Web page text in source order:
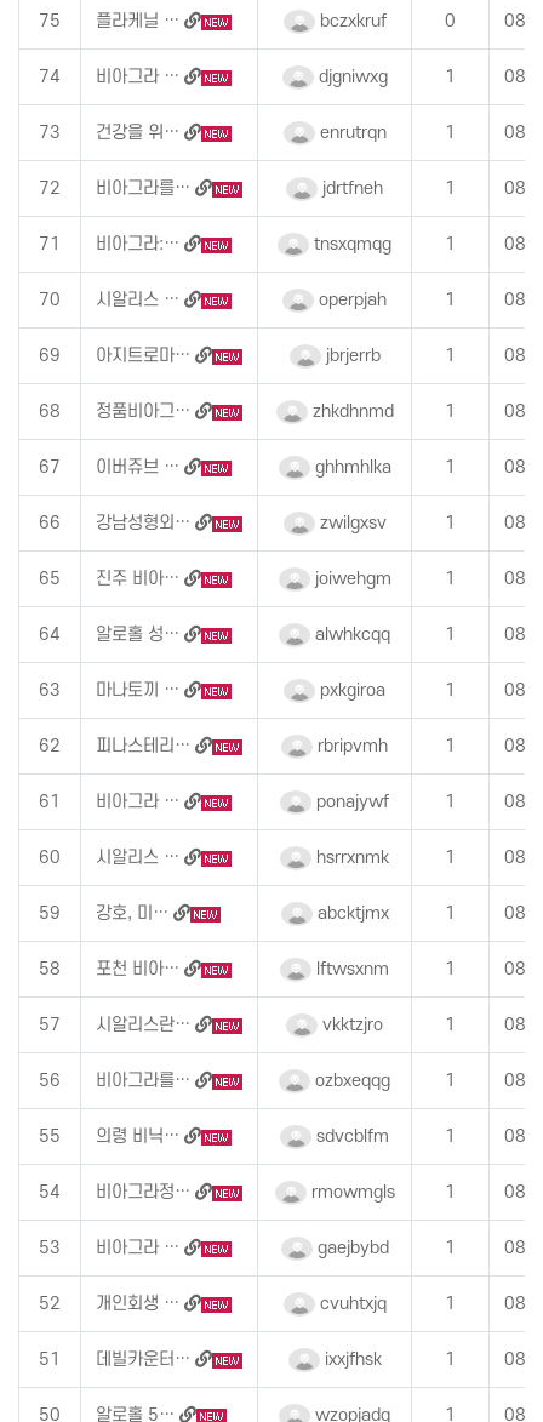
75 플라케닐 … bczxkruf 0 08-
74 비아그라 … djgniwxg 1 08-
73 건강을 위… enrutrqn 1 08-
72 비아그라를… jdrtfneh 1 08-
71 비아그라:… tnsxqmqg 1 08-
70 시알리스 … operpjah 1 08-
69 아지트로마… jbrjerrb 1 08-
68 정품비아그… zhkdhnmd 1 08-
67 이버쥬브 … ghhmhlka 1 08-
66 강남성형외… zwilgxsv 1 08-
65 진주 비아… joiwehgm 1 08-
64 알로홀 성… alwhkcqq 1 08-
63 마나토끼 … pxkgiroa 1 08-
62 피나스테리… rbripvmh 1 08-
61 비아그라 … ponajywf 1 08-
60 시알리스 … hsrrxnmk 1 08-
59 강호, 미… abcktjmx 1 08-
58 포천 비아… lftwsxnm 1 08-
57 시알리스란… vkktzjro 1 08-
56 비아그라를… ozbxeqqg 1 08-
55 의령 비닉… sdvcblfm 1 08-
54 비아그라정… rmowmgls 1 08-
53 비아그라 … gaejbybd 1 08-
52 개인회생 … cvuhtxjq 1 08-
51 데빌카운터… ixxjfhsk 1 08-
50 알로홀 5… wzopjadq 1 08-